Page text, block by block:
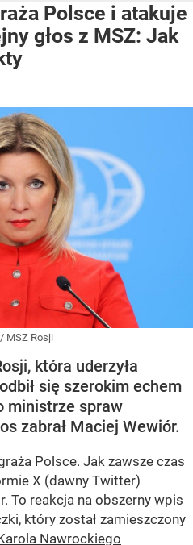
Polsce i atakuje
głos z MSZ: Jak
/ MSZ Rosji
która uderzyła
się szerokim echem
ministrze spraw
zabrał Maciej Wewiór.
Polsce. Jak zawsze czas
X (dawny Twitter)
To reakcja na obszerny wpis
który został zamieszczony
Nawrockiego